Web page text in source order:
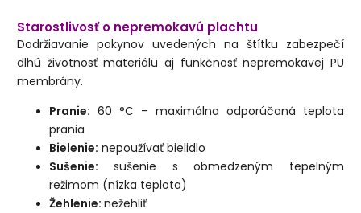
Starostlivosť o nepremokavú plachtu
Dodržiavanie pokynov uvedených na štítku zabezpečí
dlhú životnosť materiálu aj funkčnosť nepremokavej PU
membrány.
Pranie: 60 °C – maximálna odporúčaná teplota
prania
Bielenie: nepoužívať bielidlo
Sušenie: sušenie s obmedzeným tepelným
režimom (nízka teplota)
Žehlenie:nežehliť